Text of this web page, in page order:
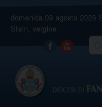
content
domenica 09 agosto 2026
Stein, vergine
Facebook